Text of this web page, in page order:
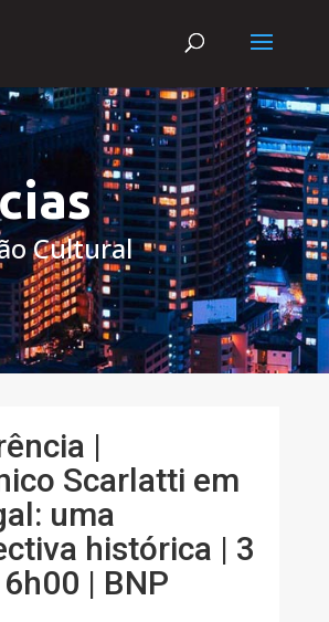
Cultural
|
Scarlatti em
uma
histórica | 3
| BNP